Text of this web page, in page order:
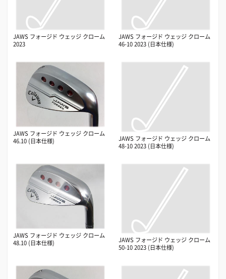
JAWS フォージド ウェッジ クローム
2023
JAWS フォージド ウェッジ クローム
46-10 2023 (日本仕様)
JAWS フォージド ウェッジ クローム
46.10 (日本仕様)
JAWS フォージド ウェッジ クローム
48-10 2023 (日本仕様)
JAWS フォージド ウェッジ クローム
48.10 (日本仕様)
JAWS フォージド ウェッジ クローム
50-10 2023 (日本仕様)